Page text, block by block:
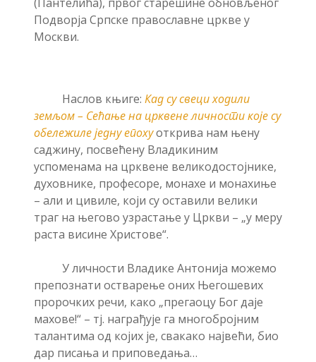
Подворја Српске православне цркве у
Москви.
Наслов књиге: Кад су свеци ходили
земљом – Сећање на црквене личности које су
обележиле једну епохуоткрива нам њену
саджину, посвећену Владикиним
успоменама на црквене великодостојнике,
духовнике, професоре, монахе и монахиње
– али и цивиле, који су оставили велики
траг на његово узрастање у Цркви – „у меру
раста висине Христове“.
У личности Владике Антонија можемо
препознати остварење оних Његошевих
пророчких речи, како „прегаоцу Бог даје
махове!“ – тј. награђује га многобројним
талантима од којих је, свакако највећи, био
дар писања и приповедања…